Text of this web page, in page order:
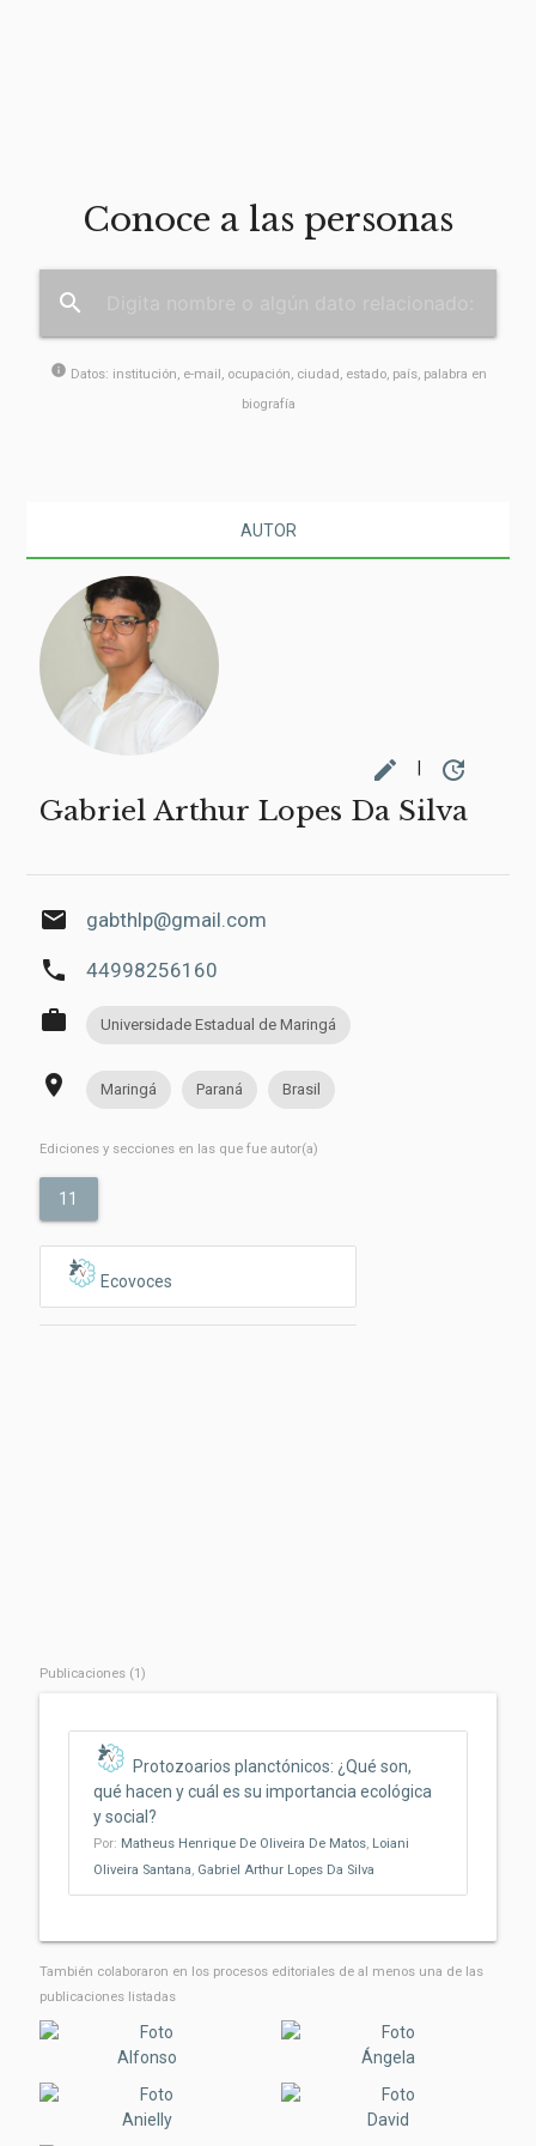
Conoce a las personas
search
info Datos: institución, e-mail, ocupación, ciudad, estado, país, palabra en
biografía
AUTOR
edit update
Gabriel Arthur Lopes Da Silva
email gabthlp@gmail.com
phone 44998256160
work Universidade Estadual de Maringá
place Maringá Paraná Brasil
Ediciones y secciones en las que fue autor(a)
11
Ecovoces
Publicaciones (1)
Protozoarios planctónicos: ¿Qué son,
qué hacen y cuál es su importancia ecológica
y social?
Por: Matheus Henrique De Oliveira De Matos, Loiani
Oliveira Santana, Gabriel Arthur Lopes Da Silva
También colaboraron ​​en los procesos editoriales de al menos una de las
publicaciones listadas
Alfonso Ángela
Anielly David